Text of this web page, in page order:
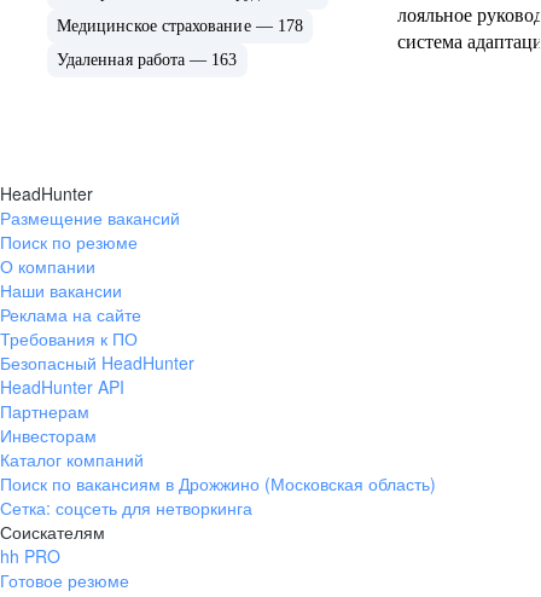
Медицинское страхование — 178
Удаленная работа — 163
лояльное
система
HeadHunter
Размещение вакансий
Поиск по резюме
О компании
Наши вакансии
Реклама на сайте
Требования к ПО
Безопасный HeadHunter
HeadHunter API
Партнерам
Инвесторам
Каталог компаний
Поиск по вакансиям в Дрожжино (Московская область)
Сетка: соцсеть для нетворкинга
Соискателям
hh PRO
Готовое резюме